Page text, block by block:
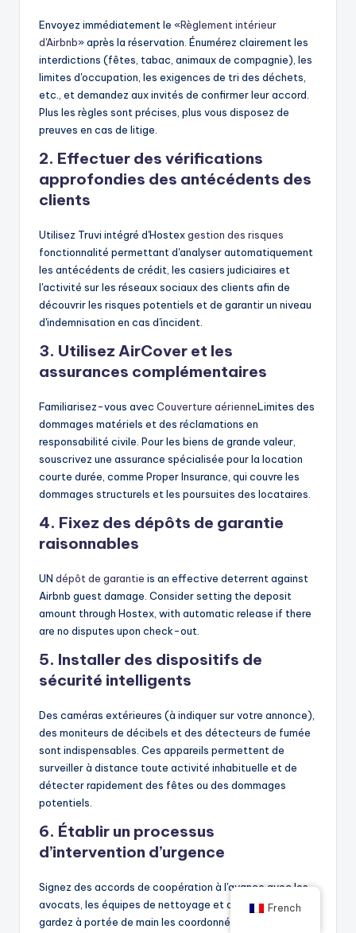
Envoyez immédiatement le «Règlement intérieur
d'Airbnb» après la réservation. Énumérez clairement les
interdictions (fêtes, tabac, animaux de compagnie), les
limites d'occupation, les exigences de tri des déchets,
etc., et demandez aux invités de confirmer leur accord.
Plus les règles sont précises, plus vous disposez de
preuves en cas de litige.
2. Effectuer des vérifications
approfondies des antécédents des
clients
Utilisez Truvi intégré d'Hostexgestion des risques
fonctionnalité permettant d'analyser automatiquement
les antécédents de crédit, les casiers judiciaires et
l'activité sur les réseaux sociaux des clients afin de
découvrir les risques potentiels et de garantir un niveau
d'indemnisation en cas d'incident.
3. Utilisez AirCover et les
assurances complémentaires
Familiarisez-vous avec Couverture aérienneLimites des
dommages matériels et des réclamations en
responsabilité civile. Pour les biens de grande valeur,
souscrivez une assurance spécialisée pour la location
courte durée, comme Proper Insurance, qui couvre les
dommages structurels et les poursuites des locataires.
4. Fixez des dépôts de garantie
raisonnables
UN dépôt de garantie is an effective deterrent against
Airbnb guest damage. Consider setting the deposit
amount through Hostex, with automatic release if there
are no disputes upon check-out.
5. Installer des dispositifs de
sécurité intelligents
Des caméras extérieures (à indiquer sur votre annonce),
des moniteurs de décibels et des détecteurs de fumée
sont indispensables. Ces appareils permettent de
surveiller à distance toute activité inhabituelle et de
détecter rapidement des fêtes ou des dommages
potentiels.
6. Établir un processus
d’intervention d’urgence
Signez des accords de coopération à l'avance avec les
avocats, les équipes de nettoyage et d'entretien, et
gardez à portée de main les coordonnées de la police en
French